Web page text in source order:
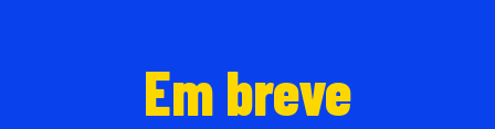
Em breve